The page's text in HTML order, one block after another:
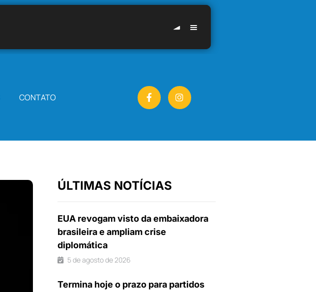
CONTATO
ÚLTIMAS NOTÍCIAS
EUA revogam visto da embaixadora
brasileira e ampliam crise
diplomática
5 de agosto de 2026
Termina hoje o prazo para partidos